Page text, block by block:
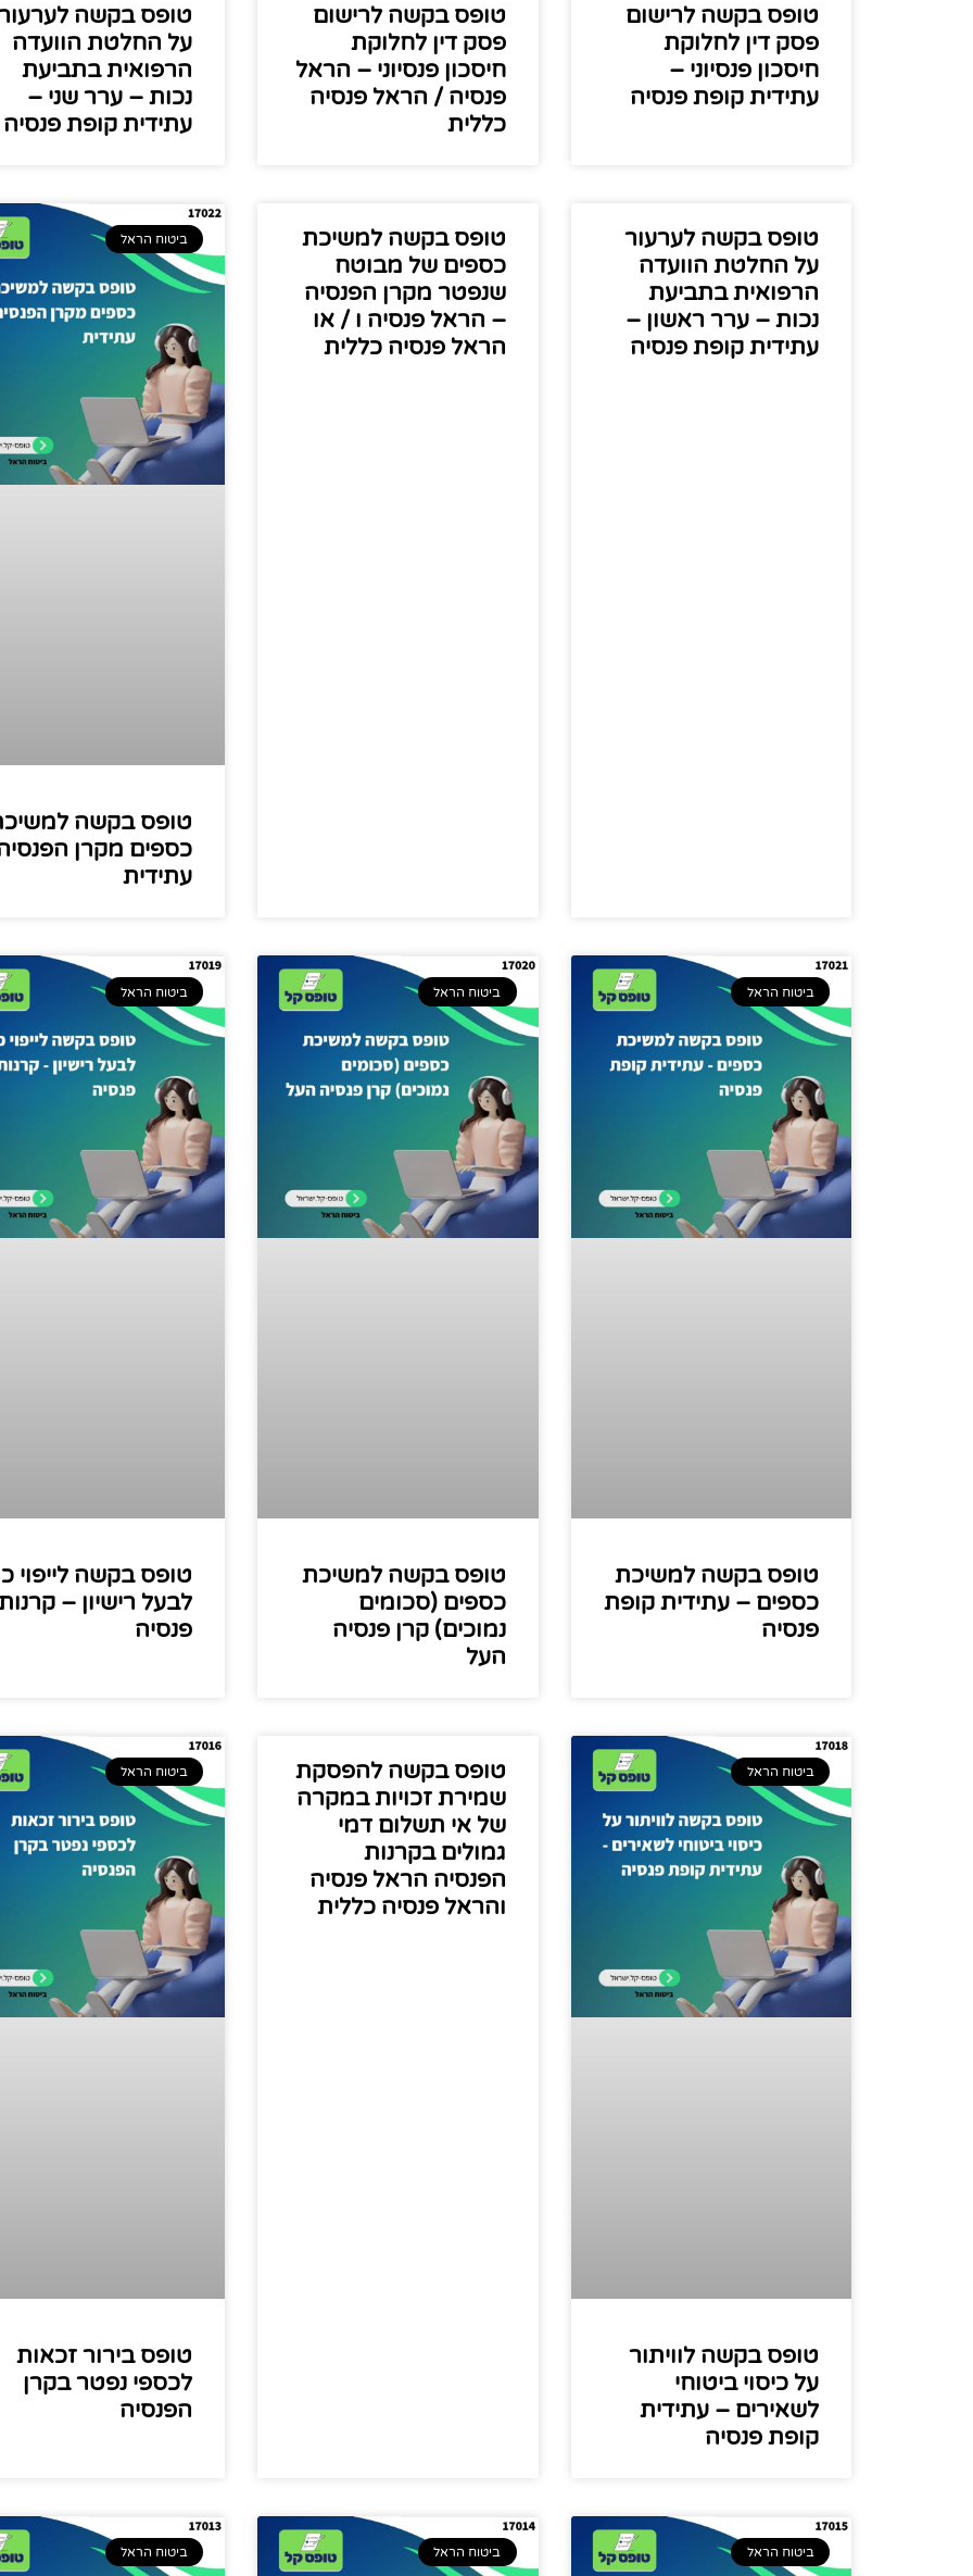
טופס בקשה לרישום
פסק דין לחלוקת
חיסכון פנסיוני –
עתידית קופת פנסיה
טופס בקשה לרישום
פסק דין לחלוקת
חיסכון פנסיוני – הראל
פנסיה / הראל פנסיה
כללית
טופס בקשה
על החלטת הוועדה
הרפואית בתביעת
נכות – ערר שני –
עתידית קופת פנסיה
טופס בקשה לערעור
על החלטת הוועדה
הרפואית בתביעת
נכות – ערר ראשון –
עתידית קופת פנסיה
טופס בקשה למשיכת
כספים של מבוטח
שנפטר מקרן הפנסיה
– הראל פנסיה ו / או
הראל פנסיה כללית
ביטוח הראל
טופס בקשה
כספים מקרן
עתידית
ביטוח הראל
טופס בקשה למשיכת
כספים – עתידית קופת
פנסיה
ביטוח הראל
טופס בקשה למשיכת
כספים (סכומים
נמוכים) קרן פנסיה
העל
ביטוח הראל
טופס בקשה לייפוי
לבעל רישיון –
פנסיה
ביטוח הראל
טופס בקשה לוויתור
על כיסוי ביטוחי
לשאירים – עתידית
קופת פנסיה
טופס בקשה להפסקת
שמירת זכויות במקרה
של אי תשלום דמי
גמולים בקרנות
הפנסיה הראל פנסיה
והראל פנסיה כללית
ביטוח הראל
טופס בירור זכאות
לכספי נפטר בקרן
הפנסיה
ביטוח הראל ביטוח הראל ביטוח הראל